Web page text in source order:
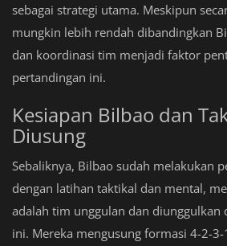
sebagai strategi utama. Meskipun
mungkin lebih rendah dibandingkan
dan koordinasi tim menjadi faktor
pertandingan ini.
Kesiapan Bilbao dan
Diusung
Sebaliknya, Bilbao sudah melakukan
dengan latihan taktikal dan mental,
adalah tim unggulan dan diunggulkan
ini. Mereka mengusung formasi 4-2-